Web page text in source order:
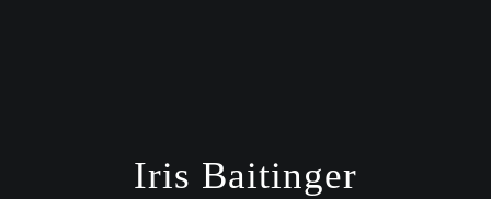
Iris Baitinger